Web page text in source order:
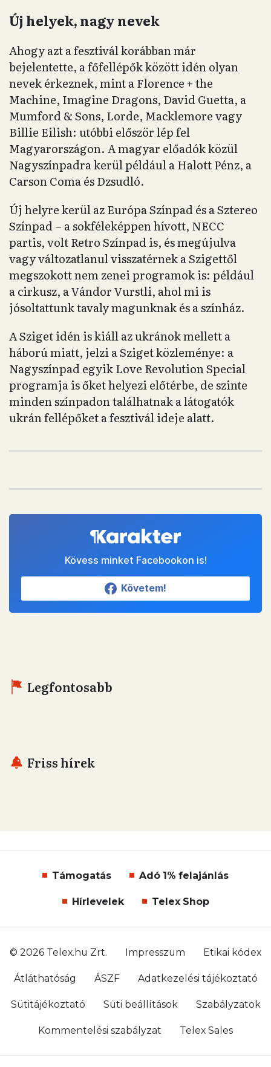
Új helyek, nagy nevek
Ahogy azt a fesztivál korábban már
bejelentette, a főfellépők között idén olyan
nevek érkeznek, mint a Florence + the
Machine, Imagine Dragons, David Guetta, a
Mumford & Sons, Lorde, Macklemore vagy
Billie Eilish: utóbbi először lép fel
Magyarországon. A magyar előadók közül
Nagyszínpadra kerül például a Halott Pénz, a
Carson Coma és Dzsudló.
Új helyre kerül az Európa Színpad és a Sztereo
Színpad – a sokféleképpen hívott, NECC
partis, volt Retro Színpad is, és megújulva
vagy változatlanul visszatérnek a Szigettől
megszokott nem zenei programok is: például
a cirkusz, a Vándor Vurstli, ahol mi is
jósoltattunk tavaly magunknak és a színház.
A Sziget idén is kiáll az ukránok mellett a
háború miatt, jelzi a Sziget közleménye: a
Nagyszínpad egyik Love Revolution Special
programja is őket helyezi előtérbe, de szinte
minden színpadon találhatnak a látogatók
ukrán fellépőket a fesztivál ideje alatt.
Kövess minket Facebookon is!
Követem!
Legfontosabb
Friss hírek
Támogatás Adó 1% felajánlás
Hírlevelek Telex Shop
© 2026 Telex.hu Zrt. Impresszum Etikai kódex
Átláthatóság ÁSZF Adatkezelési tájékoztató
Sütitájékoztató Süti beállítások Szabályzatok
Kommentelési szabályzat Telex Sales